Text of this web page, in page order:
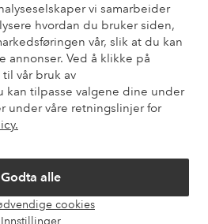
vi samarbeider
hvordan du bruker siden,
vår, slik at du kan
annonser. Ved å klikke på
vår bruk av
kan tilpasse valgene dine under
under våre retningslinjer for
Godta alle
cookies
Innstillinger
- Velg land
Pinterest Youtube